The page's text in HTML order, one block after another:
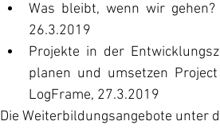
Was  bleibt,  wenn  wir
26.3.2019
Projekte  in  der
planen  und  umsetzen  Project
LogFrame, 27.3.2019
Die Weiterbildungsangebote unter